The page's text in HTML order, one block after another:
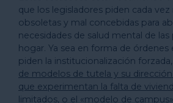
que los legisladores piden cada
obsoletas y mal concebidas para
necesidades de salud mental de las
hogar. Ya sea en forma de órdenes
piden la institucionalización forzada,
de modelos de tutela y su
que experimentan la falta de
limitados, o el «modelo de